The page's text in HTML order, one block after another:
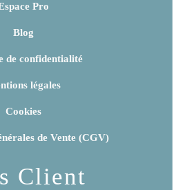
Pro
Blog
de confidentialité
légales
Cookies
de Vente (CGV)
Client